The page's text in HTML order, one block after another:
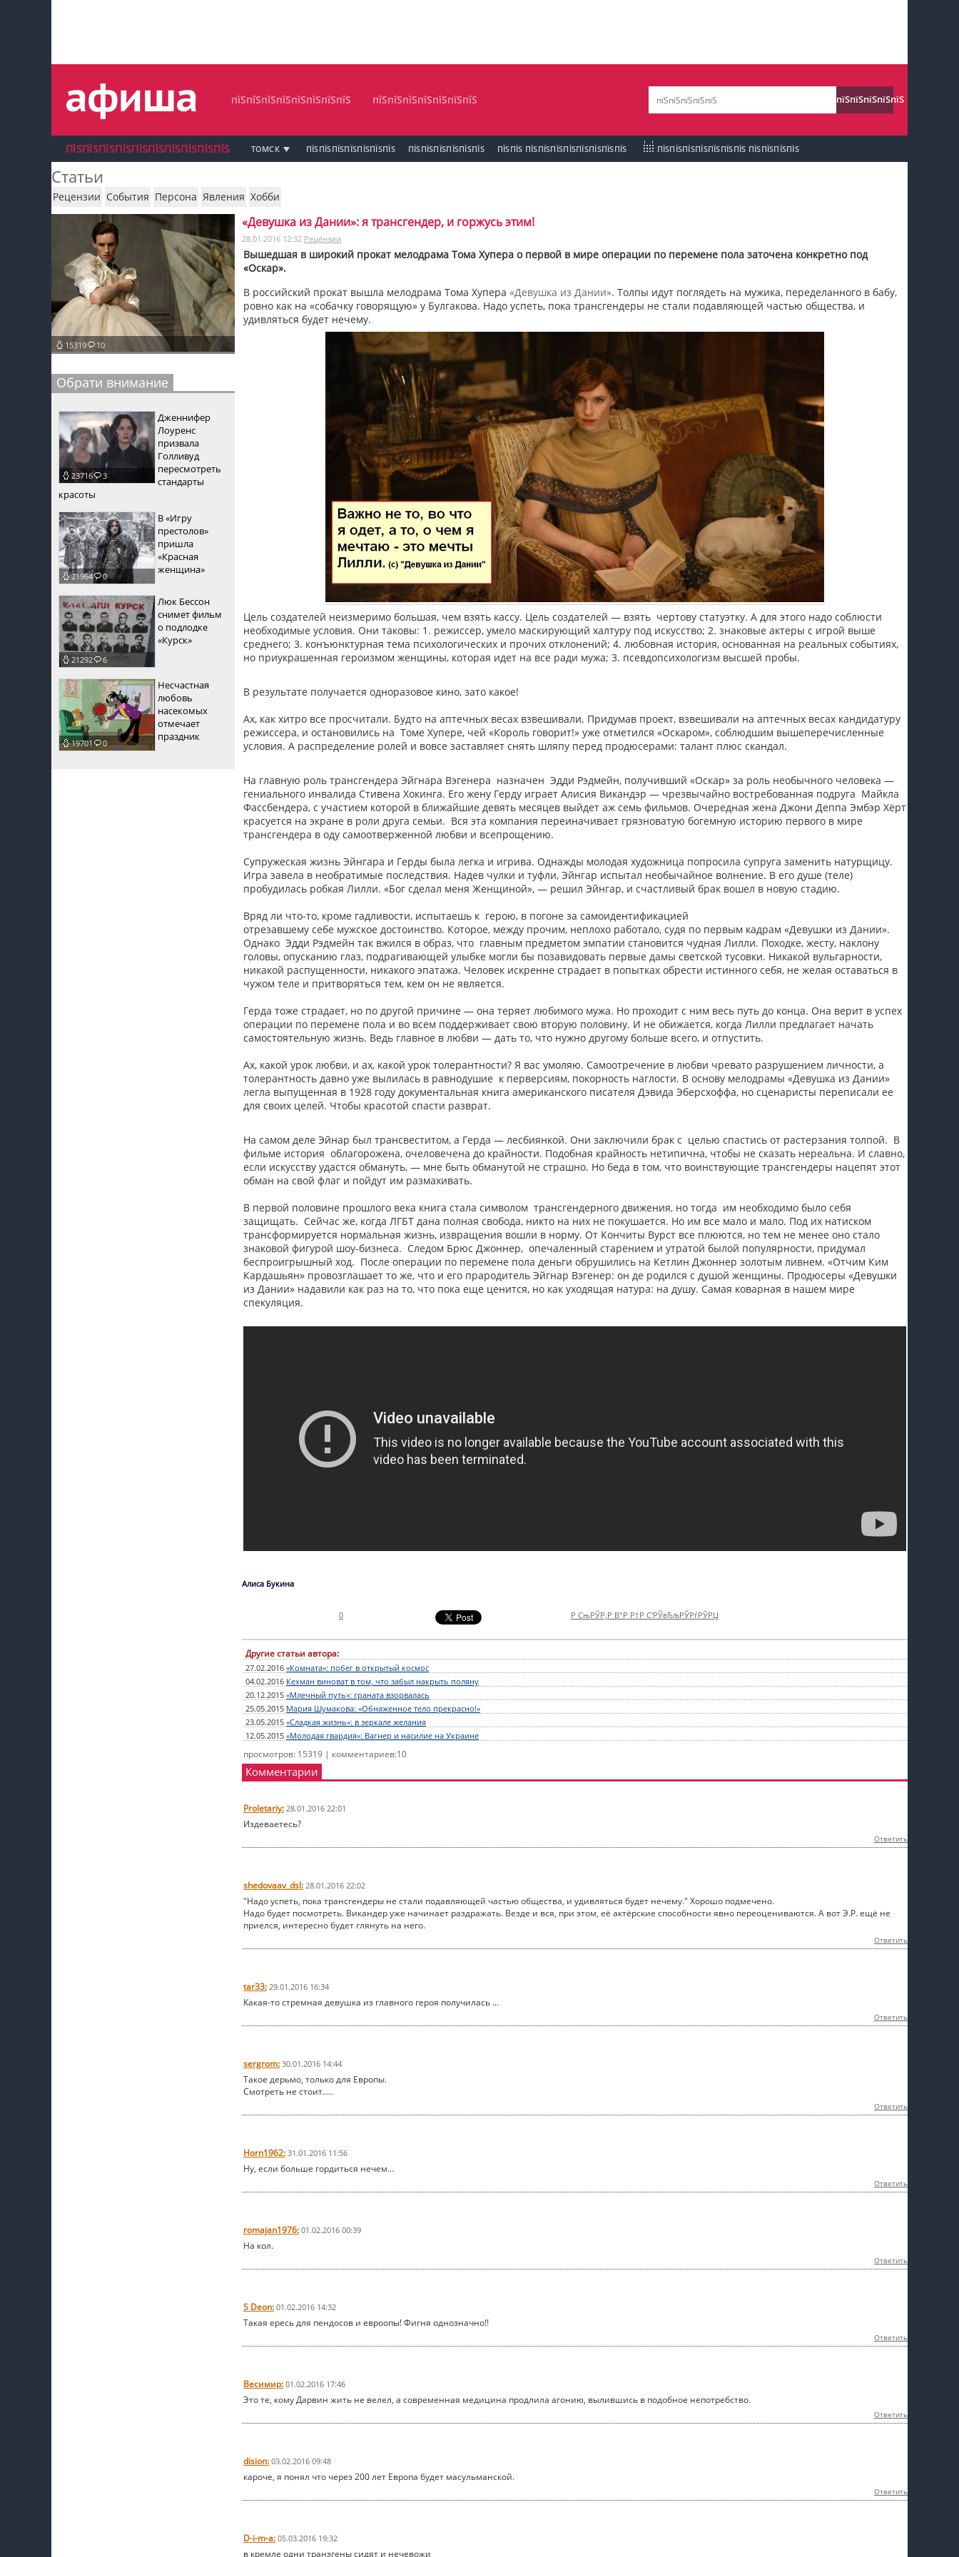
пїЅпїЅпїЅпїЅпїЅпїЅпїЅ
пїЅпїЅпїЅ пїЅпїЅпїЅпїЅпїЅпїЅпїЅ пїЅпїЅ
пїЅпїЅпїЅпїЅпїЅ
пїЅпїЅпїЅ пїЅпїЅпїЅпїЅпїЅпїЅпїЅ
пїЅпїЅпїЅ пїЅпїЅпїЅпїЅпїЅпїЅпїЅ
пїЅпїЅпїЅ
пїЅпїЅпїЅ
пїЅпїЅпїЅпїЅпїЅпїЅпїЅпїЅпїЅ
пїЅпїЅпїЅ пїЅпїЅпїЅпїЅпїЅ
пїЅпїЅпїЅ пїЅпїЅпїЅпїЅпїЅпїЅ
пїЅпїЅпїЅпїЅпїЅ
пїЅпїЅпїЅпїЅпїЅпїЅпїЅпїЅпїЅпїЅ
пїЅпїЅпїЅпїЅпїЅпїЅпїЅпїЅ пїЅпїЅпїЅпїЅпїЅпїЅпїЅ пїЅпїЅпїЅпїЅпїЅ
пїЅпїЅпїЅпїЅпїЅ
пїЅпїЅпїЅ пїЅпїЅпїЅпїЅпїЅпїЅпїЅ
пїЅпїЅпїЅ пїЅпїЅпїЅпїЅпїЅпїЅпїЅ
пїЅпїЅпїЅ
пїЅпїЅпїЅ пїЅпїЅпїЅпїЅпїЅ
пїЅпїЅпїЅ пїЅпїЅпїЅпїЅпїЅпїЅ
пїЅпїЅпїЅпїЅпїЅ
ПЇЅПЇЅПЇЅПЇЅПЇЅПЇЅПЇЅПЇЅПЇЅПЇЅ ТОМСК ПЇЅПЇЅПЇЅПЇЅПЇЅПЇЅПЇЅ ПЇЅПЇЅПЇЅПЇЅПЇЅПЇЅ ПЇЅПЇЅ ПЇЅПЇЅПЇЅПЇЅПЇЅПЇЅПЇЅПЇЅ ПЇЅПЇЅПЇЅПЇЅПЇЅПЇЅПЇЅ ПЇЅПЇЅПЇЅПЇЅ
Статьи
Рецензии События Персона Явления Хобби
15319 10
Обрати внимание
23716 3
Дженнифер
Лоуренс
призвала
Голливуд
пересмотреть
стандарты
красоты
21964 0
В «Игру
престолов»
пришла
«Красная
женщина»
21292 6
Люк Бессон
снимет фильм
о подлодке
«Курск»
19701 0
Несчастная
любовь
насекомых
отмечает
праздник
«Девушка из Дании»: я трансгендер, и горжусь этим!
28.01.2016 12:32 Рецензии
Вышедшая в широкий прокат мелодрама Тома Хупера о первой в мире операции по перемене пола заточена конкретно под
«Оскар».
В российский прокат вышла мелодрама Тома Хупера «Девушка из Дании». Толпы идут поглядеть на мужика, переделанного в бабу,
ровно как на «собачку говорящую» у Булгакова. Надо успеть, пока трансгендеры не стали подавляющей частью общества, и
удивляться будет нечему.
Цель создателей неизмеримо большая, чем взять кассу. Цель создателей — взять чертову статуэтку. А для этого надо соблюсти
необходимые условия. Они таковы: 1. режиссер, умело маскирующий халтуру под искусство; 2. знаковые актеры с игрой выше
среднего; 3. конъюнктурная тема психологических и прочих отклонений; 4. любовная история, основанная на реальных событиях,
но приукрашенная героизмом женщины, которая идет на все ради мужа; 3. псевдопсихологизм высшей пробы.
В результате получается одноразовое кино, зато какое!
Ах, как хитро все просчитали. Будто на аптечных весах взвешивали. Придумав проект, взвешивали на аптечных весах кандидатуру
режиссера, и остановились на Томе Хупере, чей «Король говорит!» уже отметился «Оскаром», соблюдшим вышеперечисленные
условия. А распределение ролей и вовсе заставляет снять шляпу перед продюсерами: талант плюс скандал.
На главную роль трансгендера Эйгнара Вэгенера назначен Эдди Рэдмейн, получивший «Оскар» за роль необычного человека —
гениального инвалида Стивена Хокинга. Его жену Герду играет Алисия Викандэр — чрезвычайно востребованная подруга Майкла
Фассбендера, с участием которой в ближайшие девять месяцев выйдет аж семь фильмов. Очередная жена Джони Деппа Эмбэр Хёрт
красуется на экране в роли друга семьи. Вся эта компания переиначивает грязноватую богемную историю первого в мире
трансгендера в оду самоотверженной любви и всепрощению.
Супружеская жизнь Эйнгара и Герды была легка и игрива. Однажды молодая художница попросила супруга заменить натурщицу.
Игра завела в необратимые последствия. Надев чулки и туфли, Эйнгар испытал необычайное волнение. В его душе (теле)
пробудилась робкая Лилли. «Бог сделал меня Женщиной», — решил Эйнгар, и счастливый брак вошел в новую стадию.
Вряд ли что-то, кроме гадливости, испытаешь к герою, в погоне за самоидентификацией
отрезавшему себе мужское достоинство. Которое, между прочим, неплохо работало, судя по первым кадрам «Девушки из Дании».
Однако Эдди Рэдмейн так вжился в образ, что главным предметом эмпатии становится чудная Лилли. Походке, жесту, наклону
головы, опусканию глаз, подрагивающей улыбке могли бы позавидовать первые дамы светской тусовки. Никакой вульгарности,
никакой распущенности, никакого эпатажа. Человек искренне страдает в попытках обрести истинного себя, не желая оставаться в
чужом теле и притворяться тем, кем он не является.
Герда тоже страдает, но по другой причине — она теряет любимого мужа. Но проходит с ним весь путь до конца. Она верит в успех
операции по перемене пола и во всем поддерживает свою вторую половину. И не обижается, когда Лилли предлагает начать
самостоятельную жизнь. Ведь главное в любви — дать то, что нужно другому больше всего, и отпустить.
Ах, какой урок любви, и ах, какой урок толерантности? Я вас умоляю. Самоотречение в любви чревато разрушением личности, а
толерантность давно уже вылилась в равнодушие к перверсиям, покорность наглости. В основу мелодрамы «Девушка из Дании»
легла выпущенная в 1928 году документальная книга американского писателя Дэвида Эберсхоффа, но сценаристы переписали ее
для своих целей. Чтобы красотой спасти разврат.
На самом деле Эйнар был трансвеститом, а Герда — лесбиянкой. Они заключили брак с целью спастись от растерзания толпой. В
фильме история облагорожена, очеловечена до крайности. Подобная крайность нетипична, чтобы не сказать нереальна. И славно,
если искусству удастся обмануть, — мне быть обманутой не страшно. Но беда в том, что воинствующие трансгендеры нацепят этот
обман на свой флаг и пойдут им размахивать.
В первой половине прошлого века книга стала символом трансгендерного движения, но тогда им необходимо было себя
защищать. Сейчас же, когда ЛГБТ дана полная свобода, никто на них не покушается. Но им все мало и мало. Под их натиском
трансформируется нормальная жизнь, извращения вошли в норму. От Кончиты Вурст все плюются, но тем не менее оно стало
знаковой фигурой шоу-бизнеса. Следом Брюс Джоннер, опечаленный старением и утратой былой популярности, придумал
беспроигрышный ход. После операции по перемене пола деньги обрушились на Кетлин Джоннер золотым ливнем. «Отчим Ким
Кардашьян» провозглашает то же, что и его прародитель Эйгнар Вэгенер: он де родился с душой женщины. Продюсеры «Девушки
из Дании» надавили как раз на то, что пока еще ценится, но как уходящая натура: на душу. Самая коварная в нашем мире
спекуляция.
Алиса Букина
0 Р СњРЎР‚Р В°Р Р†Р С‘РЎвЂљРЎРѓРЎРЏ
Другие статьи автора:
27.02.2016 «Комната»: побег в открытый космос
04.02.2016 Кехман виноват в том, что забыл накрыть поляну
20.12.2015 «Млечный путь»: граната взорвалась
25.05.2015 Мария Шумакова: «Обнаженное тело прекрасно!»
23.05.2015 «Сладкая жизнь»: в зеркале желания
12.05.2015 «Молодая гвардия»: Вагнер и насилие на Украине
просмотров: 15319 | комментариев:10
Комментарии
Proletariy: 28.01.2016 22:01
Издеваетесь?
Ответить
shedovaav_dsl: 28.01.2016 22:02
"Надо успеть, пока трансгендеры не стали подавляющей частью общества, и удивляться будет нечему." Хорошо подмечено.
Надо будет посмотреть. Викандер уже начинает раздражать. Везде и вся, при этом, её актёрские способности явно переоцениваются. А вот Э.Р. ещё не
приелся, интересно будет глянуть на него.
Ответить
tar33: 29.01.2016 16:34
Какая-то стремная девушка из главного героя получилась ...
Ответить
sergrom: 30.01.2016 14:44
Такое дерьмо, только для Европы.
Смотреть не стоит.....
Ответить
Horn1962: 31.01.2016 11:56
Ну, если больше гордиться нечем...
Ответить
romajan1976: 01.02.2016 00:39
На кол.
Ответить
S Deon: 01.02.2016 14:32
Такая ересь для пендосов и евроопы! Фигня однозначно!!
Ответить
Весимир: 01.02.2016 17:46
Это те, кому Дарвин жить не велел, а современная медицина продлила агонию, вылившись в подобное непотребство.
Ответить
dision: 03.02.2016 09:48
кароче, я понял что через 200 лет Европа будет масульманской.
Ответить
D-i-m-a: 05.03.2016 19:32
в кремле одни транзгены сидят и нечевожи